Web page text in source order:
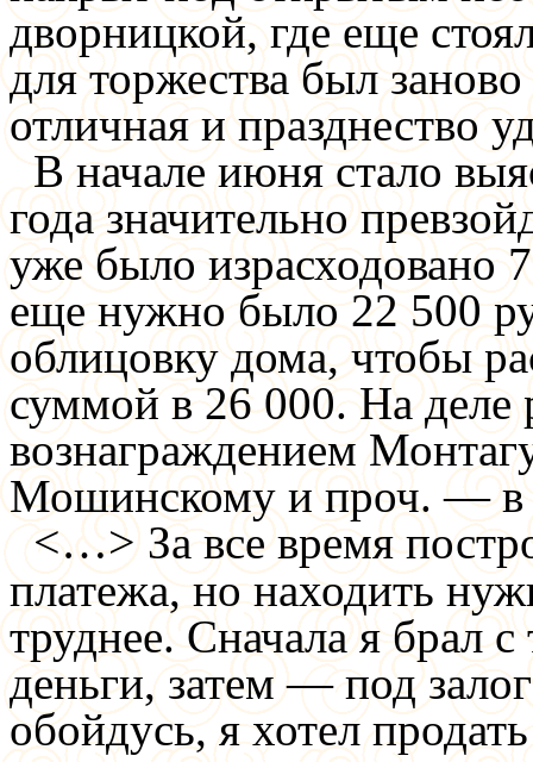
дворницкой, где еще
для торжества был
отличная и празднество
В начале июня стало
года значительно
уже было израсходовано
еще нужно было 22 500
облицовку дома, чтобы
суммой в 26 000. На деле
вознаграждением
Мошинскому и проч. — в
<…> За все время
платежа, но находить
труднее. Сначала я брал
деньги, затем — под
обойдусь, я хотел